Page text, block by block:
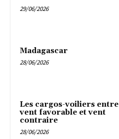
29/06/2026
Madagascar
28/06/2026
Les cargos-voiliers entre
vent favorable et vent
contraire
28/06/2026